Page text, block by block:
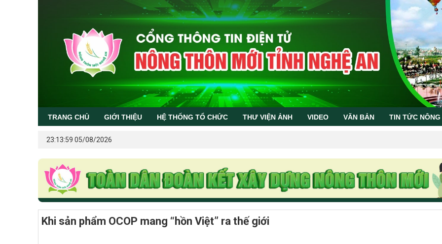
TRANG CHỦ GIỚI THIỆU HỆ THỐNG TỔ CHỨC THƯ VIỆN ẢNH VIDEO VĂN BẢN TIN TỨC
23:13:59 05/08/2026
Khi sản phẩm OCOP mang “hồn Việt” ra thế giới